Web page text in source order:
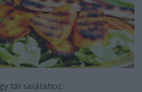
tál salátához: